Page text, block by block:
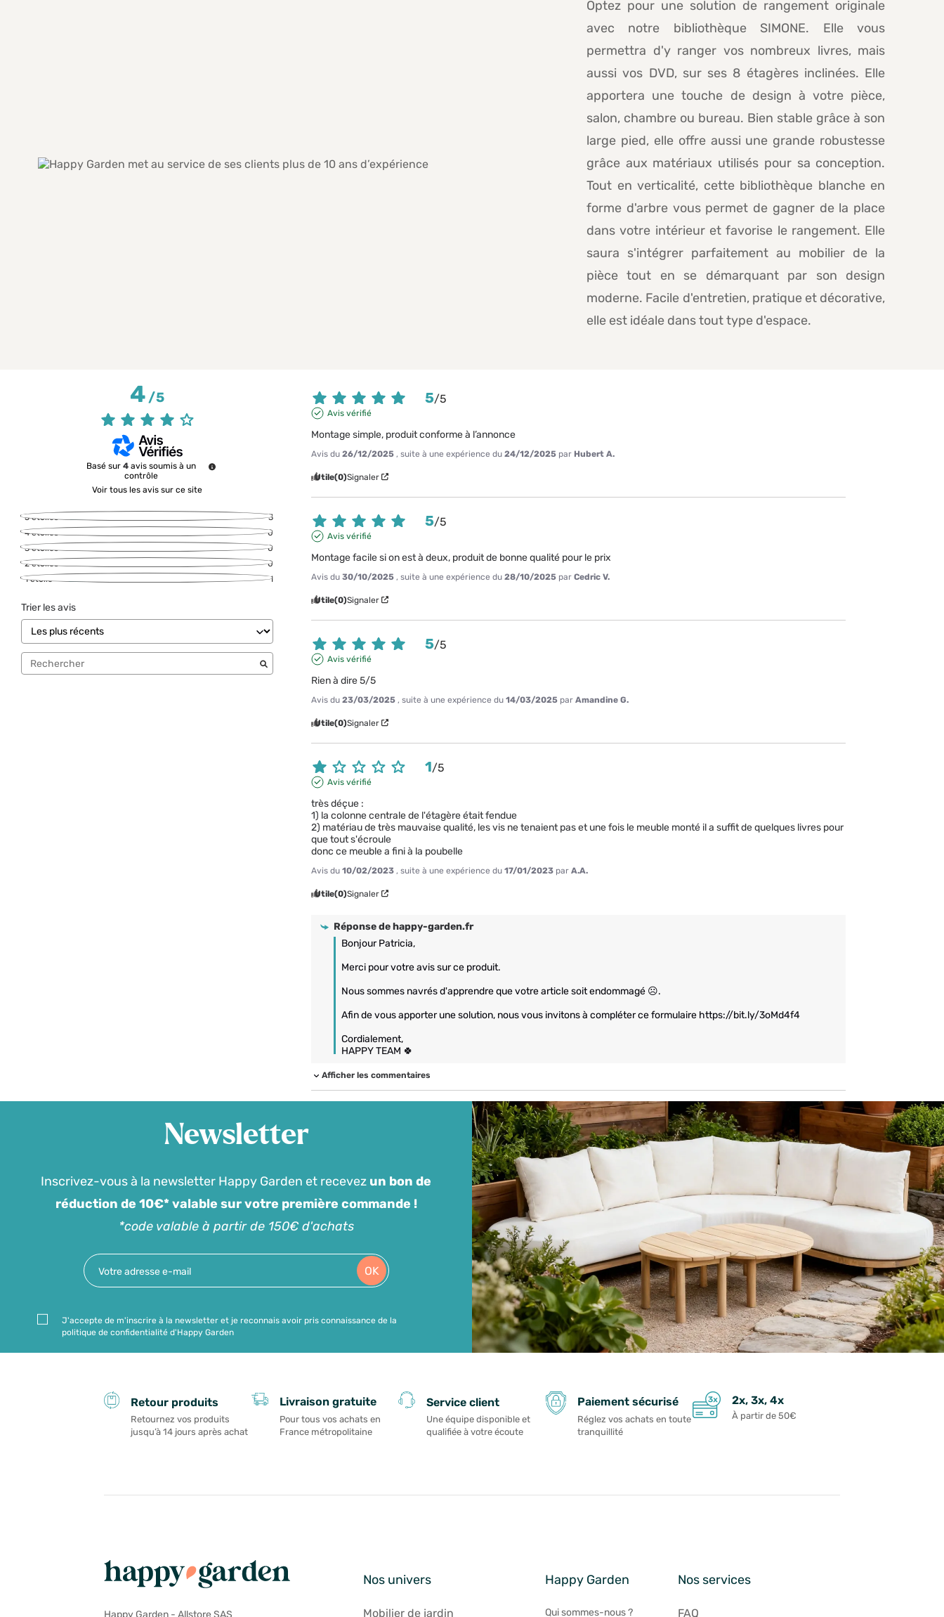
Optez pour une solution de rangement originale
avec notre bibliothèque SIMONE. Elle vous
permettra d'y ranger vos nombreux livres, mais
aussi vos DVD, sur ses 8 étagères inclinées. Elle
apportera une touche de design à votre pièce,
salon, chambre ou bureau. Bien stable grâce à son
large pied, elle offre aussi une grande robustesse
grâce aux matériaux utilisés pour sa conception.
Tout en verticalité, cette bibliothèque blanche en
forme d'arbre vous permet de gagner de la place
dans votre intérieur et favorise le rangement. Elle
saura s'intégrer parfaitement au mobilier de la
pièce tout en se démarquant par son design
moderne. Facile d'entretien, pratique et décorative,
elle est idéale dans tout type d'espace.
4/5
Basé sur 4 avis soumis à un
contrôle
Voir tous les avis sur ce site
5étoiles
3
4étoiles
0
3étoiles
0
2étoiles
0
1étoile 1
Trier les avis
5/5
Avis vérifié
Montage simple, produit conforme à l’annonce
Avis du26/12/2025 , suite à une expérience du24/12/2025 parHubert A.
Utile(0)Signaler
5/5
Avis vérifié
Montage facile si on est à deux, produit de bonne qualité pour le prix
Avis du30/10/2025 , suite à une expérience du28/10/2025 parCedric V.
Utile(0)Signaler
5/5
Avis vérifié
Rien à dire 5/5
Avis du23/03/2025 , suite à une expérience du14/03/2025 parAmandine G.
Utile(0)Signaler
1/5
Avis vérifié
très déçue :
1) la colonne centrale de l'étagère était fendue
2) matériau de très mauvaise qualité, les vis ne tenaient pas et une fois le meuble monté il a suffit de quelques livres pour
que tout s'écroule
donc ce meuble a fini à la poubelle
Avis du10/02/2023 , suite à une expérience du17/01/2023 parA.A.
Utile(0)Signaler
Réponse dehappy-garden.fr
Bonjour Patricia,
Merci pour votre avis sur ce produit.
Nous sommes navrés d'apprendre que votre article soit endommagé ☹.
Afin de vous apporter une solution, nous vous invitons à compléter ce formulaire https://bit.ly/3oMd4f4
Cordialement,
HAPPY TEAM 🍀
Afficher les commentaires
Newsletter
Inscrivez-vous à la newsletter Happy Garden et recevez un bon de
réduction de 10€* valable sur votre première commande !
*code valable à partir de 150€ d'achats
OK
J'accepte de m'inscrire à la newsletter et je reconnais avoir pris connaissance de la
politique de confidentialité d'Happy Garden
Retour produits
Retournez vos produits
jusqu’à 14 jours après achat
Livraison gratuite
Pour tous vos achats en
France métropolitaine
Service client
Une équipe disponible et
qualifiée à votre écoute
Paiement sécurisé
Réglez vos achats en toute
tranquillité
2x, 3x, 4x
À partir de 50€
Happy Garden - Allstore SAS
Nos univers
Mobilier de jardin
Happy Garden
Qui sommes-nous ?
Nos services
FAQ